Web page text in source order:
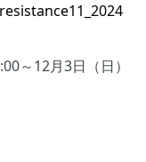
～12月3日（日）